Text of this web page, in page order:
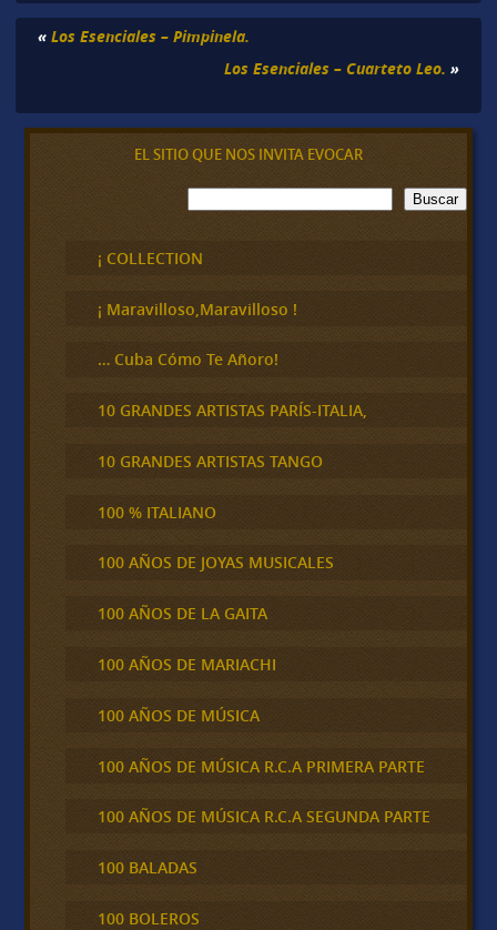
« Los Esenciales – Pimpinela.
Los Esenciales – Cuarteto Leo. »
EL SITIO QUE NOS INVITA EVOCAR
B
u
c
a
Buscar
¡ COLLECTION
¡ Maravilloso,Maravilloso !
… Cuba Cómo Te Añoro!
10 GRANDES ARTISTAS PARÍS-ITALIA,
10 GRANDES ARTISTAS TANGO
100 % ITALIANO
100 AÑOS DE JOYAS MUSICALES
100 AÑOS DE LA GAITA
100 AÑOS DE MARIACHI
100 AÑOS DE MÚSICA
100 AÑOS DE MÚSICA R.C.A PRIMERA PARTE
100 AÑOS DE MÚSICA R.C.A SEGUNDA PARTE
100 BALADAS
100 BOLEROS